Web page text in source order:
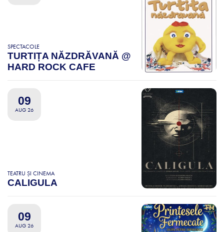
SPECTACOLE
TURTIȚA NĂZDRĂVANĂ @
HARD ROCK CAFE
09
AUG 26
TEATRU ȘI CINEMA
CALIGULA
09
AUG 26